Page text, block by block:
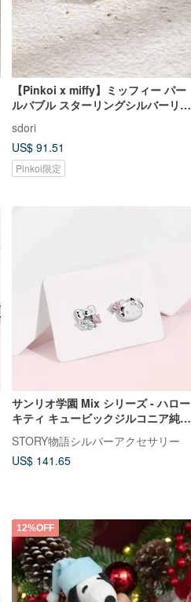
【Pinkoi x miffy】ミッフィー パー
ルバブル スターリングシルバーリン
グ
sdori
US$ 91.51
Pinkoi限定
サンリオ学園 Mix シリーズ - ハロー
キティ キュービックジルコニア純銀
ピアス
STORY物語シルバーアクセサリー
US$ 141.65
12%OFF